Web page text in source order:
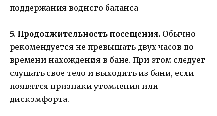
поддержания водного баланса.
5. Продолжительность посещения. Обычно
рекомендуется не превышать двух часов по
времени нахождения в бане. При этом следует
слушать свое тело и выходить из бани, если
появятся признаки утомления или
дискомфорта.